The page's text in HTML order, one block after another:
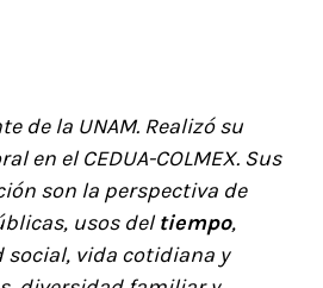
de la UNAM. Realizó su
en el CEDUA-COLMEX. Sus
son la perspectiva de
usos deltiempo,
vida cotidiana y